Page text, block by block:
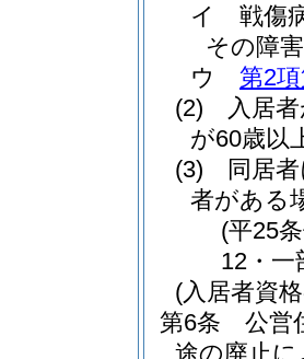
イ
戦傷
その障
ウ
第2
(2)
入居
が60歳以
(3)
同居
者がある
(平25
12・一
(入居者資
第6条
公営
途の廃止